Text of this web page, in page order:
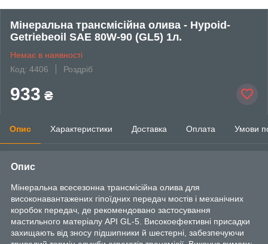
Мінеральна трансмісійна олива - Hypoid-
Getriebeoil SAE 80W-90 (GL5) 1л.
Немає в наявності
Код: 4406
Роздріб
933 ₴
Опис Характеристики Доставка Оплата Умови
Опис
Мінеральна всесезонна трансмісійна олива для
високонавантажених гіпоїдних передач мостів і механічних
коробок передач, де рекомендовано застосування
мастильного матеріалу API GL-5. Високоефективні присадки
захищають від зносу підшипники й шестерні, забезпечуючи